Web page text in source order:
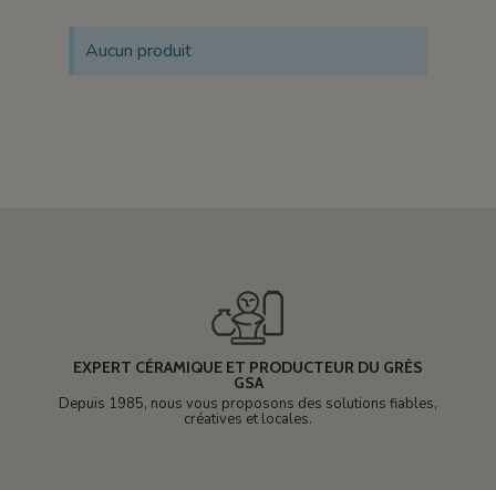
Aucun produit
EXPERT CÉRAMIQUE ET PRODUCTEUR DU GRÈS
GSA
Depuis 1985, nous vous proposons des solutions fiables,
créatives et locales.